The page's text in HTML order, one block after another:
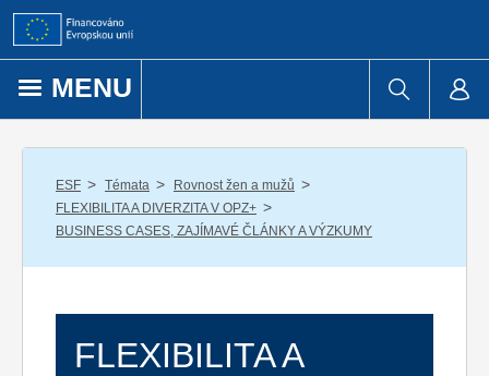
Přejít k obsahu
MENU
ESF / Témata / Rovnost žen a mužů /
FLEXIBILITA A DIVERZITA V OPZ+ /
BUSINESS CASES, ZAJÍMAVÉ ČLÁNKY A VÝZKUMY
FLEXIBILITA A